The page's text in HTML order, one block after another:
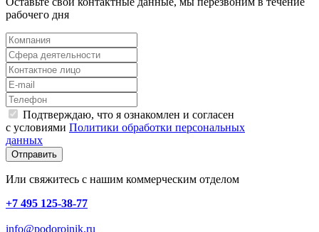
рабочего дня
Подтверждаю, что я ознакомлен и согласен
с условиями Политики обработки персональных
данных
Отправить
Или свяжитесь с нашим коммерческим отделом
+7 495 125-38-77
info@podorojnik.ru